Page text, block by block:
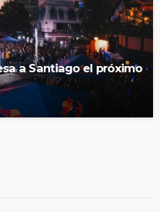
a Santiago el próximo